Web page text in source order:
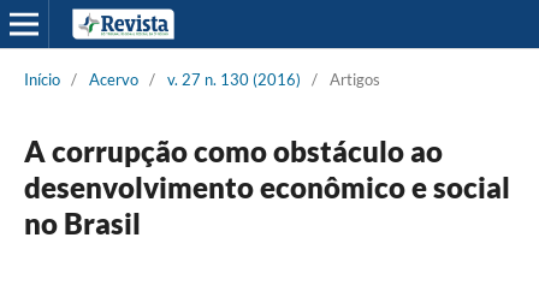
Início / Acervo / v. 27 n. 130 (2016) / Artigos
A corrupção como obstáculo ao
desenvolvimento econômico e social
no Brasil